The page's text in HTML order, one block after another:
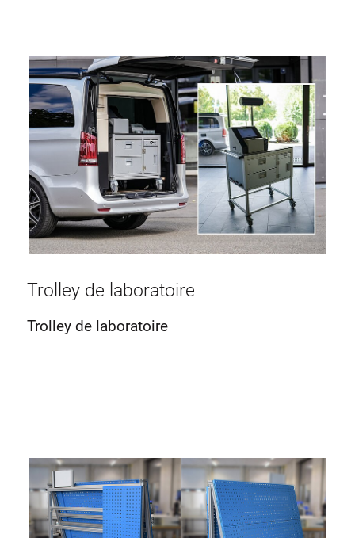
Trolley de laboratoire
Trolley de laboratoire